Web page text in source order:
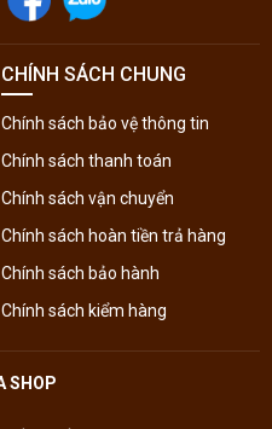
CHÍNH SÁCH CHUNG
Chính sách bảo vệ thông tin
Chính sách thanh toán
Chính sách vận chuyển
Chính sách hoàn tiền trả hàng
Chính sách bảo hành
Chính sách kiểm hàng
SHOP